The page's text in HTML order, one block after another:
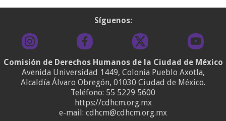
Síguenos:
Comisión de Derechos Humanos de la Ciudad de México
Avenida Universidad 1449, Colonia Pueblo Axotla,
Alcaldía Álvaro Obregón, 01030 Ciudad de México.
Teléfono: 55 5229 5600
https://cdhcm.org.mx
e-mail: cdhcm@cdhcm.org.mx